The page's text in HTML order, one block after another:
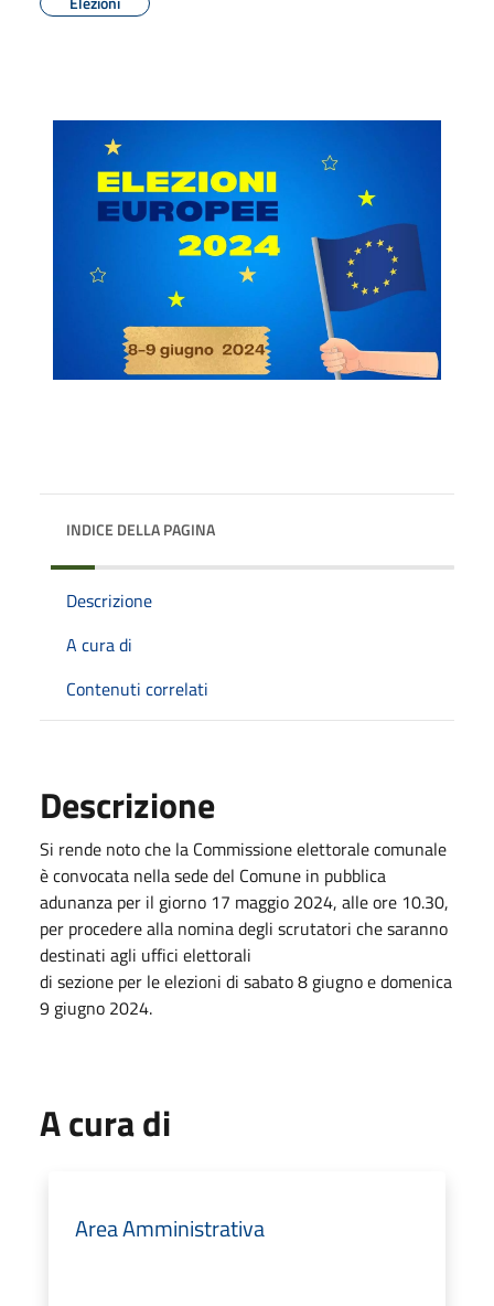
INDICE DELLA PAGINA
Descrizione
A cura di
Contenuti correlati
Descrizione
Si rende noto che la Commissione elettorale comunale
è convocata nella sede del Comune in pubblica
adunanza per il giorno 17 maggio 2024, alle ore 10.30,
per procedere alla nomina degli scrutatori che saranno
destinati agli uffici elettorali
di sezione per le elezioni di sabato 8 giugno e domenica
9 giugno 2024.
A cura di
Area Amministrativa